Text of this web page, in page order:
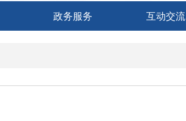
政务服务 互动交流